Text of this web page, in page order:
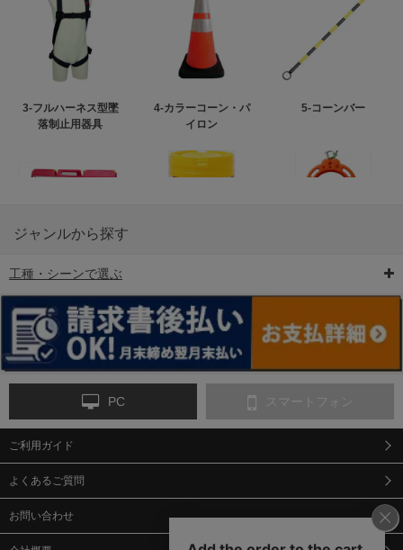
3-フルハーネス型墜
落制止用器具
4-カラーコーン・パ
イロン
5-コーンバー
6-矢印板/LED矢印板
ンス
9-点字マット・タイ
ジャンルから探す
工種・シーンで選ぶ
PC スマートフォン
ご利用ガイド
よくあるご質問
お問い合わせ